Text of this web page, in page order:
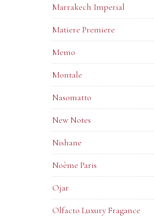
Marrakech Imperial
Matiere Premiere
Memo
Montale
Nasomatto
New Notes
Nishane
Noème Paris
Ojar
Olfacto Luxury Fragance